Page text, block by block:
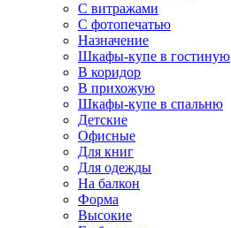
С витражами
С фотопечатью
Назначение
Шкафы-купе в гостиную
В коридор
В прихожую
Шкафы-купе в спальню
Детские
Офисные
Для книг
Для одежды
На балкон
Форма
Высокие